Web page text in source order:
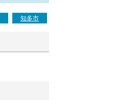
知多市